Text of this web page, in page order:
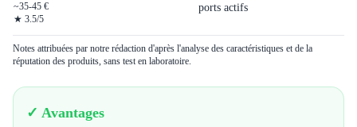
~35-45 €
★ 3.5/5
ports actifs
Notes attribuées par notre rédaction d'après l'analyse des caractéristiques et de la
réputation des produits, sans test en laboratoire.
✓ Avantages